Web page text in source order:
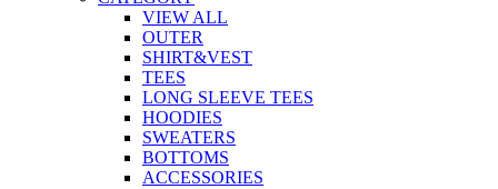
VIEW ALL
OUTER
SHIRT&VEST
TEES
LONG SLEEVE TEES
HOODIES
SWEATERS
BOTTOMS
ACCESSORIES